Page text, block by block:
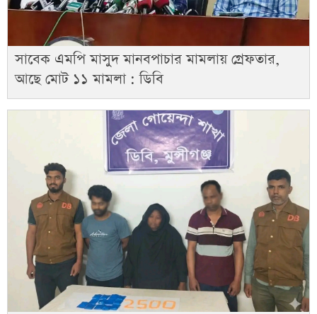
সাবেক এমপি মাসুদ মানবপাচার মামলায় গ্রেফতার,
আছে মোট ১১ মামলা : ডিবি